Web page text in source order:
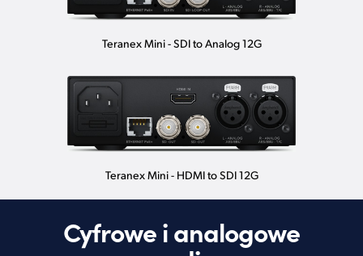
Teranex Mini - SDI to Analog 12G
Teranex Mini - HDMI to SDI 12G
Cyfrowe i analogowe